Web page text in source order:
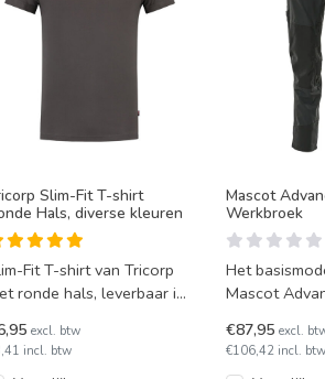
Slim-Fit T-shirt
Hals, diverse kleuren
Fit T-shirt van Tricorp
ronde hals, leverbaar in
5XL.excl. btw
incl. btw
Mascot
Werkbroek
Het
Mascot
fantastische
voor
€87,95 excl.
€106,42 incl. btw